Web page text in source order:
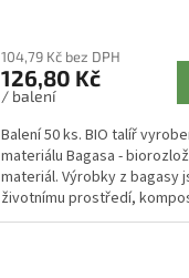
104,79 Kč bez DPH
126,80 Kč
/ balení
Balení 50 ks. BIO talíř
materiálu Bagasa -
materiál. Výrobky z bagasy
životnímu prostředí,
možno...